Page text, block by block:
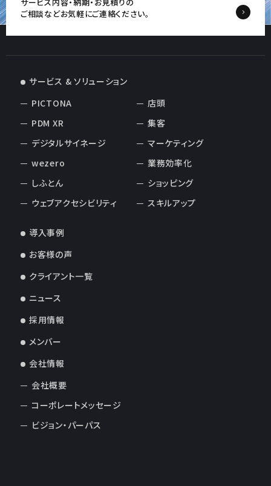
ご相談などお気軽にご連絡ください。
サービス & ソリューション
PICTONA
PDM XR
デジタルサイネージ
wezero
しふとん
ウェブアクセシビリティ
店頭
集客
マーケティング
業務効率化
ショッピング
スキルアップ
導入事例
お客様の声
クライアント一覧
ニュース
採用情報
メンバー
会社情報
会社概要
コーポレートメッセージ
ビジョン・パーパス